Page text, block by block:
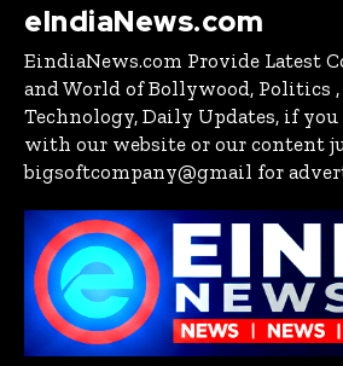
eIndiaNews.com
EindiaNews.com Provide Latest
and World of Bollywood, Politics ,
Technology, Daily Updates, if you
with our website or our content
bigsoftcompany@gmail for